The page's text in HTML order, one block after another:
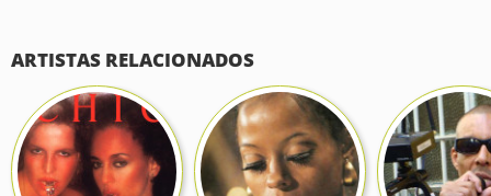
ARTISTAS RELACIONADOS